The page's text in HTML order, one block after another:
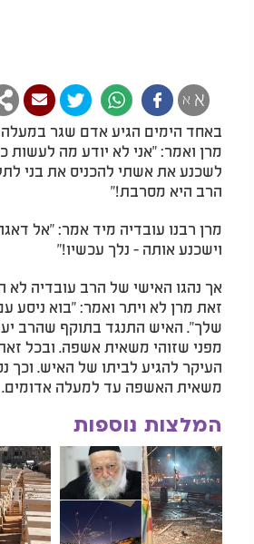
א א
באחד הימים הגיע אדם שגר
מרן ואמר: "אני לא יודע מה לעשות
לשכנע את אשתי להכניס את בני
הרב היא מסרבת!"
מרן רבנו עובדיה מיד אמר: "אל
וישכנע אותה - נלך עכשיו!"
אך נהגו האישי של הרב עובדיה לא
זאת מרן לא ויתר ואמר: "בוא ניסע
שלך". האיש התנגד בתוקף שהרב
מפני שזוהי משאית אשפה. ובכל
העיקר להגיע לביתו של האיש. וכך
משאית האשפה עד למעלה אדומים.
המלצות נוספות